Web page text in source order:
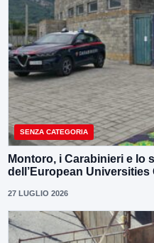
SENZA CATEGORIA
Montoro, i Carabinieri e lo
dell’European Universities
27 LUGLIO 2026